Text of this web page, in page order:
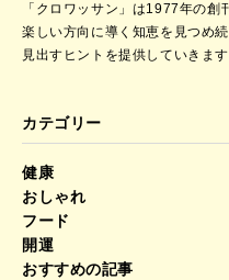
「クロワッサン」は1977年の創
楽しい方向に導く知恵を見つめ
見出すヒントを提供していきます
カテゴリー
健康
おしゃれ
フード
開運
おすすめの記事